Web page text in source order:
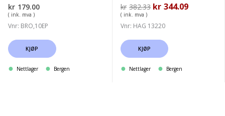
kr 179.00
( ink. mva )
Vnr: BRO,10EP
KJØP
Nettlager Bergen
kr 382.33 Opprinnelig
var:
kr 344.09
( ink. mva )
Vnr: HAG 13220
KJØP
Nettlager Bergen